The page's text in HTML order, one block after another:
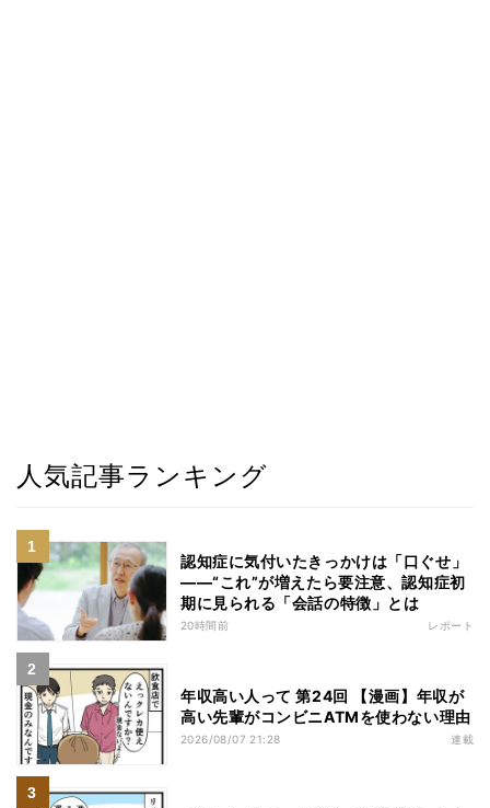
人気記事ランキング
認知症に気付いたきっかけは「口ぐせ」
――“これ”が増えたら要注意、認知症初
期に見られる「会話の特徴」とは
20時間前 レポート
年収高い人って 第24回 【漫画】年収が
高い先輩がコンビニATMを使わない理由
2026/08/07 21:28 連載